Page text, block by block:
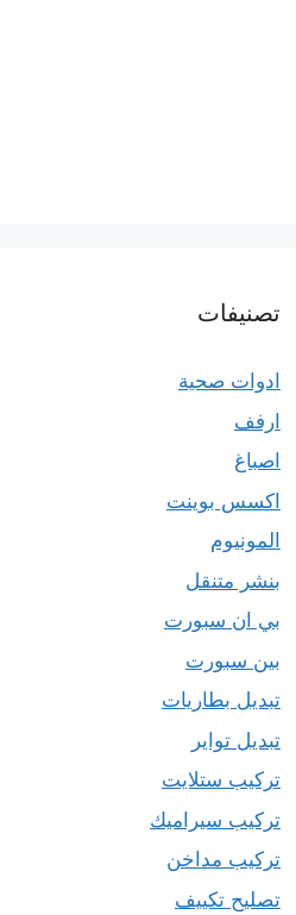
تصنيفات
ادوات صحية
ارفف
اصباغ
اكسس بوينت
المونيوم
بنشر متنقل
بي ان سبورت
بين سبورت
تبديل بطاريات
تبديل تواير
تركيب ستلايت
تركيب سيراميك
تركيب مداخن
تصليح تكييف